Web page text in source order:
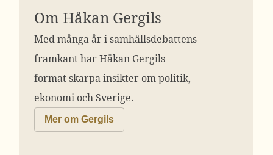
Om Håkan Gergils
Med många år i samhällsdebattens
framkant har Håkan Gergils
format skarpa insikter om politik,
ekonomi och Sverige.
Mer om Gergils